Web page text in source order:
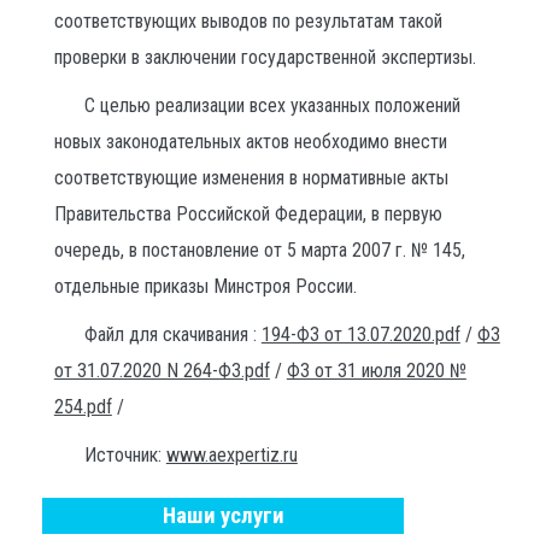
соответствующих выводов по результатам такой
проверки в заключении государственной экспертизы.
С целью реализации всех указанных положений
новых законодательных актов необходимо внести
соответствующие изменения в нормативные акты
Правительства Российской Федерации, в первую
очередь, в постановление от 5 марта 2007 г. № 145,
отдельные приказы Минстроя России.
Файл для скачивания : 194-ФЗ от 13.07.2020.pdf/ ФЗ
от 31.07.2020 N 264-ФЗ.pdf/ ФЗ от 31 июля 2020 №
254.pdf/
Источник: www.aexpertiz.ru
Наши услуги